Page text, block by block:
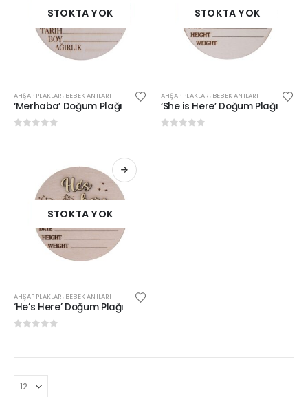
STOKTA YOK
AHŞAP PLAKLAR, BEBEK ANILARI
‘Merhaba’ Doğum Plağı
STOKTA YOK
AHŞAP PLAKLAR, BEBEK ANILARI
‘She is Here’ Doğum Plağı
STOKTA YOK
AHŞAP PLAKLAR, BEBEK ANILARI
‘He’s Here’ Doğum Plağı